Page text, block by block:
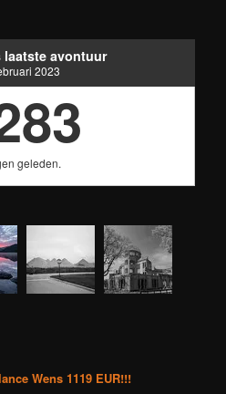
laatste avontuur
2023
geleden.
Wens 1119 EUR!!!